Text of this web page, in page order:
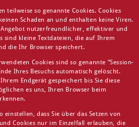
teilweise so genannte Cookies. Cookies
Schaden an und enthalten keine Viren.
nutzerfreundlicher, effektiver und
sind kleine Textdateien, die auf Ihrem
die Ihr Browser speichert.
Cookies sind so genannte “Session-
Ihres Besuchs automatisch gelöscht.
Endgerät gespeichert bis Sie diese
es uns, Ihren Browser beim
einstellen, dass Sie über das Setzen von
Cookies nur im Einzelfall erlauben, die